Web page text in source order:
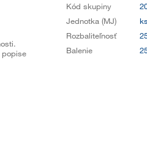
popise
Kód skupiny
Jednotka (MJ)
ks
Rozbaliteľnosť
Balenie